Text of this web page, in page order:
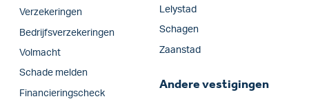
Verzekeringen
Bedrijfs­verzekeringen
Volmacht
Schade melden
Financieringscheck
Lelystad
Schagen
Zaanstad
Andere vestigingen